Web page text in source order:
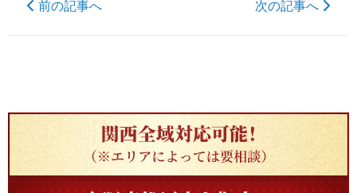
前の記事へ 次の記事へ